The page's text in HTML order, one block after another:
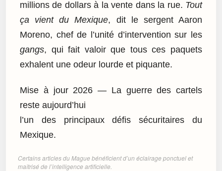
millions de dollars à la vente dans la rue. Tout
ça vient du Mexique, dit le sergent Aaron
Moreno, chef de l’unité d’intervention sur les
gangs, qui fait valoir que tous ces paquets
exhalent une odeur lourde et piquante.
Mise à jour 2026 — La guerre des cartels
reste aujourd’hui
l’un des principaux défis sécuritaires du
Mexique.
Certains articles du Mague bénéficient d’un éclairage ponctuel et
maîtrisé de l’intelligence artificielle.